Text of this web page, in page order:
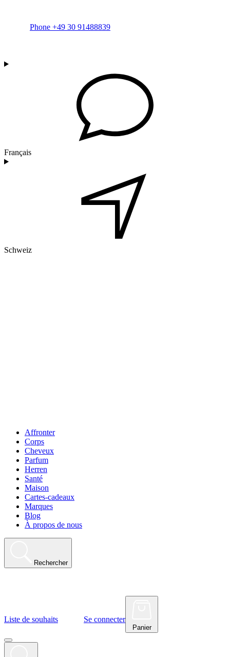
Phone +49 30 91488839
Français
Schweiz
Affronter
Corps
Cheveux
Parfum
Herren
Santé
Maison
Cartes-cadeaux
Marques
Blog
À propos de nous
Rechercher
Liste de souhaits Se connecter
Panier